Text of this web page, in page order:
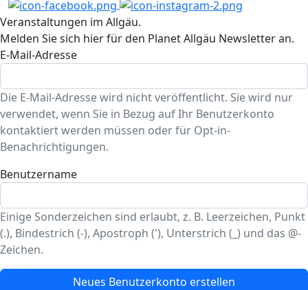
Veranstaltungen im Allgäu.
Melden Sie sich hier für den Planet Allgäu Newsletter an.
E-Mail-Adresse
Die E-Mail-Adresse wird nicht veröffentlicht. Sie wird nur
verwendet, wenn Sie in Bezug auf Ihr Benutzerkonto
kontaktiert werden müssen oder für Opt-in-
Benachrichtigungen.
Benutzername
Einige Sonderzeichen sind erlaubt, z. B. Leerzeichen, Punkt
(.), Bindestrich (-), Apostroph ('), Unterstrich (_) und das @-
Zeichen.